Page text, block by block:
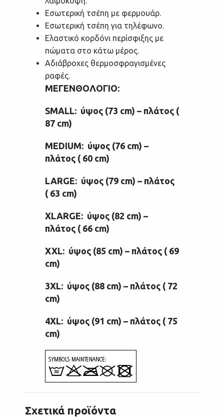
Εσωτερική τσέπη με φερμουάρ.
Εσωτερική τσέπη για τηλέφωνο.
Ελαστικό κορδόνι περίσφιξης με
πώματα στο κάτω μέρος.
Αδιάβροχες θερμοσφραγισμένες
ραφές.
ΜΕΓΕΝΘΟΛΟΓΙΟ:
SMALL: ύψος (73 cm) – πλάτος (
87 cm)
MEDIUM: ύψος (76 cm) –
πλάτος ( 60 cm)
LARGE: ύψος (79 cm) – πλάτος
( 63 cm)
XLARGE: ύψος (82 cm) –
πλάτος ( 66 cm)
XXL: ύψος (85 cm) – πλάτος ( 69
cm)
3XL: ύψος (88 cm) – πλάτος ( 72
cm)
4XL: ύψος (91 cm) – πλάτος ( 75
cm)
Σχετικά προϊόντα